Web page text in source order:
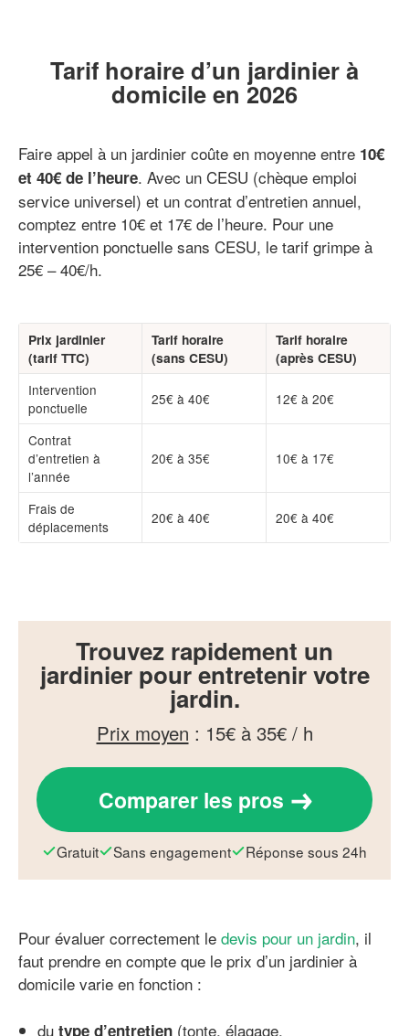
Tarif horaire d’un jardinier à
domicile en 2026
Faire appel à un jardinier coûte en moyenne entre 10€
et 40€ de l’heure. Avec un CESU (chèque emploi
service universel) et un contrat d’entretien annuel,
comptez entre 10€ et 17€ de l’heure. Pour une
intervention ponctuelle sans CESU, le tarif grimpe à
25€ – 40€/h.
Prix jardinier
(tarif TTC)
Tarif horaire
(sans CESU)
Tarif horaire
(après CESU)
Intervention
ponctuelle
25€ à 40€ 12€ à 20€
Contrat
d’entretien à
l’année
20€ à 35€ 10€ à 17€
Frais de
déplacements
20€ à 40€ 20€ à 40€
Trouvez rapidement un
jardinier pour entretenir votre
jardin.
Prix moyen : 15€ à 35€ / h
Comparer les pros
Gratuit Sans engagement Réponse sous 24h
Pour évaluer correctement le devis pour un jardin, il
faut prendre en compte que le prix d’un jardinier à
domicile varie en fonction :
du type d’entretien (tonte, élagage,